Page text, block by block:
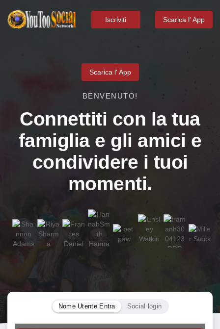
Iscriviti Scarica l' App
Scarica l' App
BENVENUTO!
Connettiti con la tua
famiglia e gli amici e
condividere i tuoi
momenti.
Nome Utente Entra Social login